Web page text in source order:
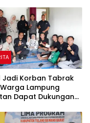
Jadi Korban Tabrak
Warga Lampung
Dapat Dukungan